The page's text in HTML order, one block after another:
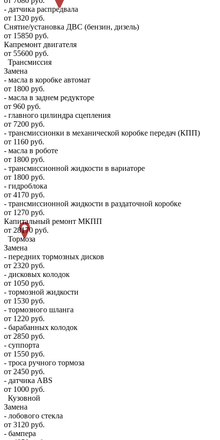
- датчика распредвала
от 1320 руб.
Снятие/установка ДВС (бензин, дизель)
от 15850 руб.
Капремонт двигателя
от 55600 руб.
Трансмиссия
Замена
- масла в коробке автомат
от 1800 руб.
- масла в заднем редукторе
от 960 руб.
- главного цилиндра сцепления
от 7200 руб.
- трансмиссионки в механической коробке передач (КПП)
от 1160 руб.
- масла в роботе
от 1800 руб.
- трансмиссионной жидкости в вариаторе
от 1800 руб.
- гидроблока
от 4170 руб.
- трансмиссионной жидкости в раздаточной коробке
от 1270 руб.
Капитальный ремонт МКПП
от 28170 руб.
Тормоза
Замена
- передних тормозных дисков
от 2320 руб.
- дисковых колодок
от 1050 руб.
- тормозной жидкости
от 1530 руб.
- тормозного шланга
от 1220 руб.
- барабанных колодок
от 2850 руб.
- суппорта
от 1550 руб.
- троса ручного тормоза
от 2450 руб.
- датчика ABS
от 1000 руб.
Кузовной
Замена
- лобового стекла
от 3120 руб.
- бампера